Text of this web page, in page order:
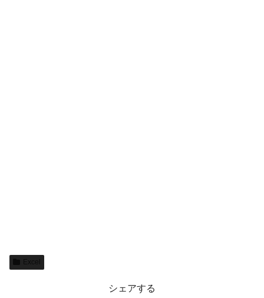
Excel
シェアする